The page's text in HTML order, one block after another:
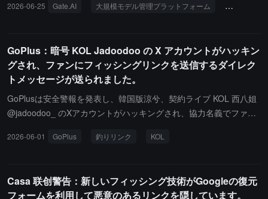
ビスプロバイダーとなり、アメリカのISPサービスプロバイダーが
ーと非常に似ており、識別が難しいと応じていますが、行動パター
ンの識別とリスク管理システムを通じて毎月約10万の疑わしいアカ
ウントを禁止していると述べています。GoogleはそのAIモデルに安
全なバリアを設定しており、詐欺などの違法な用途にツールが使用
されるのを制限するために「責任あるAI開発」に取り組んでいると
た。プラットフォームは現在、世界中の200以上の主流大モデルに
を呼び出し、統一的な接続と管理を実現し、開発、運用、移行コス
トを削減できます。インテリジェントルーティングと全方位の企業
ガバナンスを統合したGate.AIは、インテリジェントルーティング
と自動フォールバックメカニズムを駆使して、異種モデルの最適な
マッチングとビジネスの高可用性を実現しました。ガバナンスとセ
理、メンバーおよびAPIキーの多層的な統一管理システムを構築
有クレジットプールなどの精緻なコストガバナンス手段を通じて、
企業がAIリソースの効率的、規範的、透明な運用を実現するのを支
2026-06-25 Gate.AI 大規模モデル管理プラットフォーム 企業ガバナ
GoPlus：暗号 KOL Jadoodoo の X アカウントがハッキン
グされ、ファンにフィッシングリンクを送信するダイレク
トメッセージが送られました。
GoPlusは安全警報を発表し、韓国版涼兮、契約ライブ KOL 西八姐
@jadoodoo_ のXアカウントがハッキングされ、協力名義でファン
ッセージを送っていると報告しています。すでに複数のKOLが被害
2026-06-01 GoPlus 釣りリンク KOL
Casa 联创警告：新しいフィッシング技術がGoogleの復元
フォームを利用して悪意のあるリンクを隠しています。